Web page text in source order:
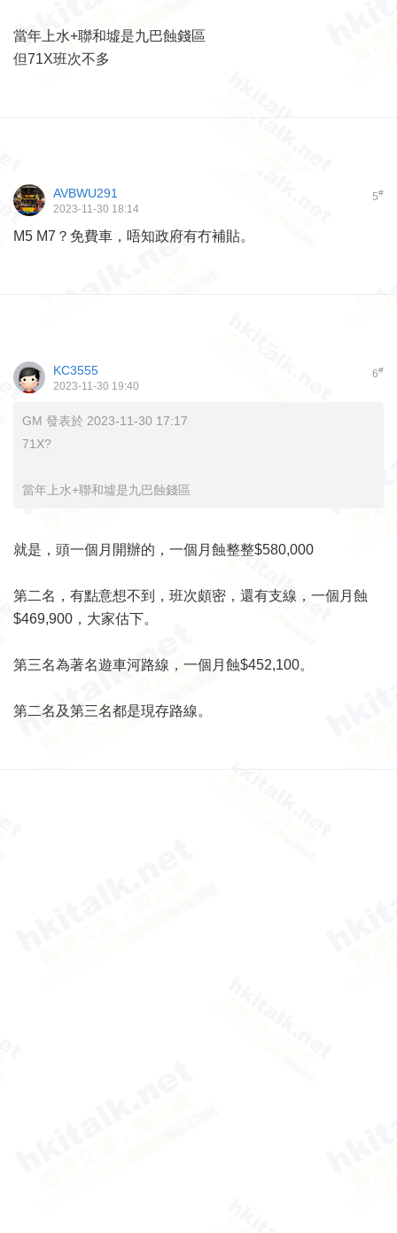
當年上水+聯和墟是九巴蝕錢區
但71X班次不多
5#
AVBWU291
2023-11-30 18:14
M5 M7？免費車，唔知政府有冇補貼。
6#
KC3555
2023-11-30 19:40
GM 發表於 2023-11-30 17:17
71X?
當年上水+聯和墟是九巴蝕錢區
就是，頭一個月開辦的，一個月蝕整整$580,000
第二名，有點意想不到，班次頗密，還有支線，一個月蝕
$469,900，大家估下。
第三名為著名遊車河路線，一個月蝕$452,100。
第二名及第三名都是現存路線。